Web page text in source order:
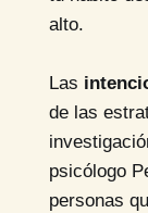
alto.
Las
de las
psicólogo
personas